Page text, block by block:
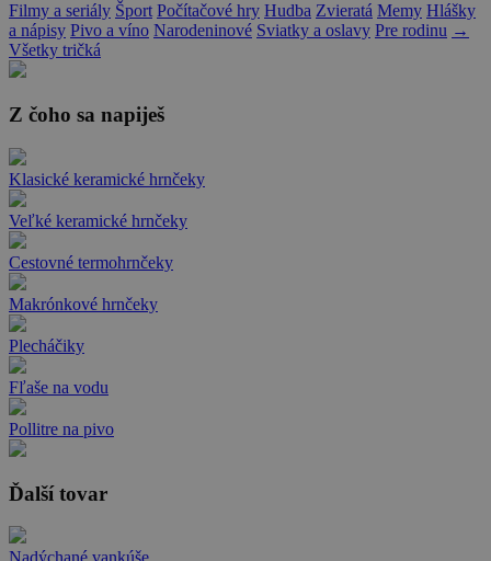
Filmy a seriály Šport Počítačové hry Hudba Zvieratá Memy Hlášky
a nápisy Pivo a víno Narodeninové Sviatky a oslavy Pre rodinu →
Všetky tričká
Z čoho sa napiješ
Klasické keramické hrnčeky
Veľké keramické hrnčeky
Cestovné termohrnčeky
Makrónkové hrnčeky
Plecháčiky
Fľaše na vodu
Pollitre na pivo
Ďalší tovar